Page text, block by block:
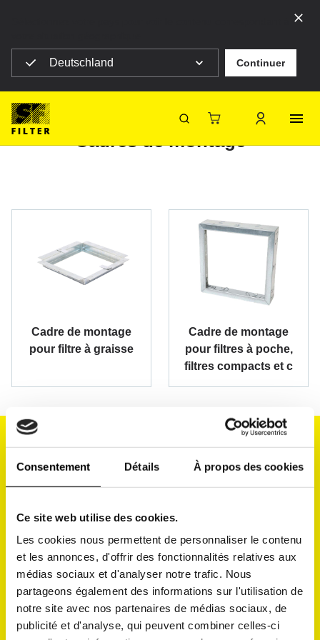
Consentement Détails À propos des cookies
Ce site web utilise des cookies.
Les cookies nous permettent de personnaliser le contenu
et les annonces, d'offrir des fonctionnalités relatives aux
médias sociaux et d'analyser notre trafic. Nous
partageons également des informations sur l'utilisation de
notre site avec nos partenaires de médias sociaux, de
publicité et d'analyse, qui peuvent combiner celles-ci
Deutschland Continuer
SF-Filter
SF Filter Homepage
Cadres de montage
Cadre de montage
pour filtre à graisse
Cadre de montage
pour filtres à poche,
filtres compacts et c
Inscritption à notre newsletter
Quelle est votre adresse mail?
La protection de votre vie privée est importante